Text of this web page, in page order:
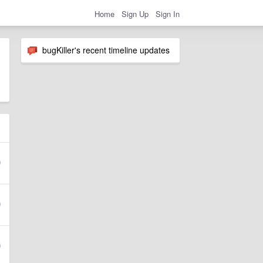
Home Sign Up Sign In
bugKiller's recent timeline updates